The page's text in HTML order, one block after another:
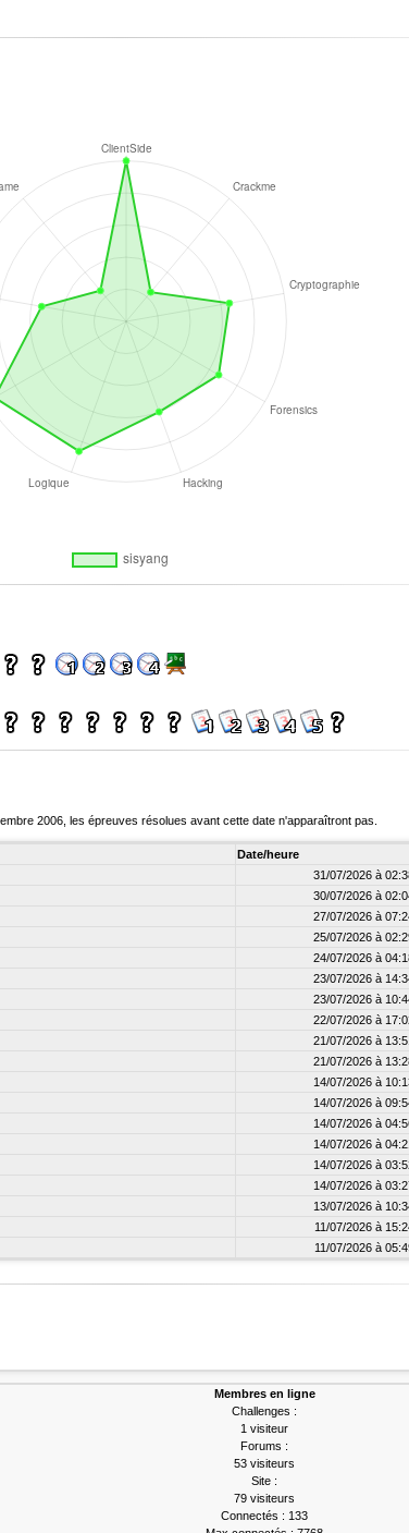
2006, les épreuves résolues avant cette date n'apparaîtront pas.
Date/heure
31/07/2026 à
30/07/2026 à
27/07/2026 à
25/07/2026 à
24/07/2026 à
23/07/2026 à
23/07/2026 à
22/07/2026 à
21/07/2026 à
21/07/2026 à
14/07/2026 à
14/07/2026 à
14/07/2026 à
14/07/2026 à
14/07/2026 à
14/07/2026 à
13/07/2026 à
11/07/2026 à
11/07/2026 à
Membres en ligne
Challenges :
1 visiteur
Forums :
53 visiteurs
Site :
79 visiteurs
Connectés : 133